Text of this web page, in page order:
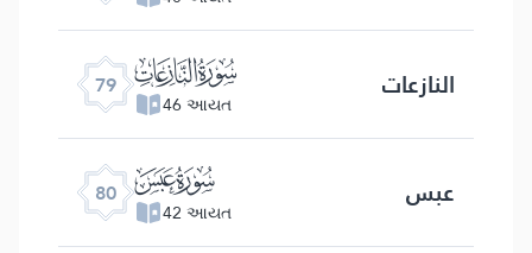
79 ﯼ
46 આયત النازعات
80 ﯽ
42 આયત عبس